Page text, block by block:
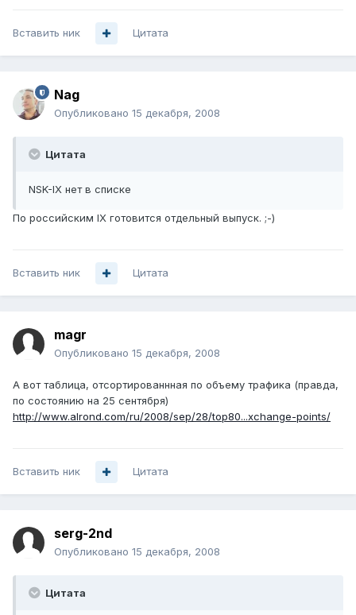
Вставить ник Цитата
Nag
Опубликовано 15 декабря, 2008
Цитата
NSK-IX нет в списке
По российским IX готовится отдельный выпуск. ;-)
Вставить ник Цитата
magr
Опубликовано 15 декабря, 2008
А вот таблица, отсортированнная по объему трафика (правда,
по состоянию на 25 сентября)
http://www.alrond.com/ru/2008/sep/28/top80...xchange-points/
Вставить ник Цитата
serg-2nd
Опубликовано 15 декабря, 2008
Цитата